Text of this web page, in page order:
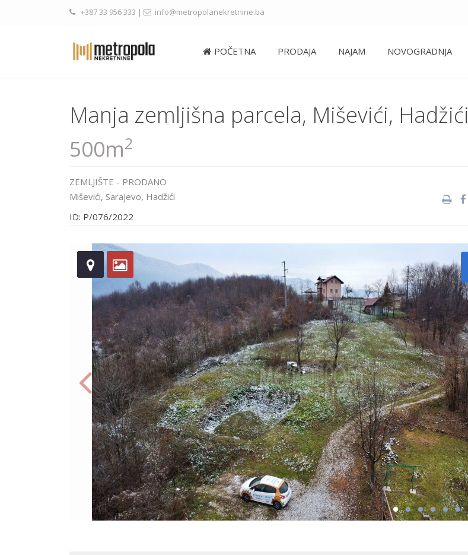
+387 33 956 333 | info@metropolanekretnine.ba
POČETNA PRODAJA NAJAM NOVOGRADNJA
Manja zemljišna parcela, Miševići, Hadžići
500m2
ZEMLJIŠTE - PRODANO
Miševići, Sarajevo, Hadžići
ID: P/076/2022